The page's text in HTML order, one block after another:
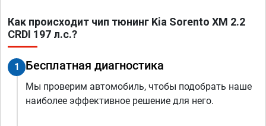
Как происходит чип тюнинг Kia Sorento XM 2.2
CRDI 197 л.с.?
1 Бесплатная диагностика
Мы проверим автомобиль, чтобы подобрать наше
наиболее эффективное решение для него.